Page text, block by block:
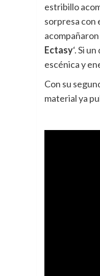
estribillo
sorpresa con
Ectasy‘. Si
escénica y
Con su
material ya